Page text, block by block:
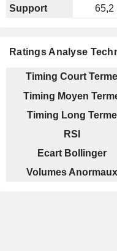
Support
65,2
Ratings Analyse
Timing Court Terme
Timing Moyen
Timing Long Terme
RSI
Ecart Bollinger
Volumes Anormaux